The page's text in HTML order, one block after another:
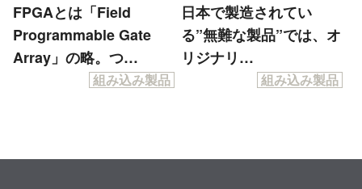
FPGAとは「Field
Programmable Gate
Array」の略。つ…
組み込み製品
日本で製造されてい
る”無難な製品”では、オ
リジナリ…
組み込み製品